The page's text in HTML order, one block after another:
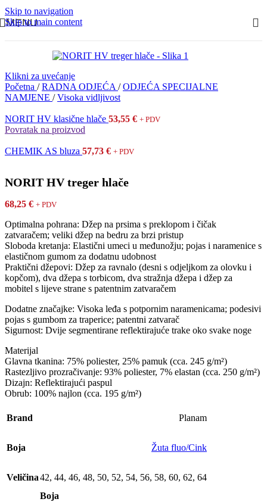
Skip to navigation
Skip to main content
MENU
Klikni za uvećanje
Početna / RADNA ODJEĆA / ODJEĆA SPECIJALNE
NAMJENE / Visoka vidljivost
NORIT HV klasične hlače 53,55 € + PDV
Povratak na proizvod
CHEMIK AS bluza 57,73 € + PDV
NORIT HV treger hlače
68,25 € + PDV
Optimalna pohrana: Džep na prsima s preklopom i čičak
zatvaračem; veliki džep na bedru za brzi pristup
Sloboda kretanja: Elastični umeci u međunožju; pojas i naramenice s
elastičnom gumom za dodatnu udobnost
Praktični džepovi: Džep za ravnalo (desni s odjeljkom za olovku i
kopčom), dva džepa s torbicom, dva stražnja džepa i džep za
mobitel s lijeve strane s patentnim zatvaračem
Dodatne značajke: Visoka leđa s potpornim naramenicama; podesivi
pojas s gumbom za traperice; patentni zatvarač
Sigurnost: Dvije segmentirane reflektirajuće trake oko svake noge
Materijal
Glavna tkanina: 75% poliester, 25% pamuk (cca. 245 g/m²)
Rastezljivo prozračivanje: 93% poliester, 7% elastan (cca. 250 g/m²)
Dizajn: Reflektirajući paspul
Obrub: 100% najlon (cca. 195 g/m²)
Brand Planam
Boja Žuta fluo/Cink
Veličina42, 44, 46, 48, 50, 52, 54, 56, 58, 60, 62, 64
Boja